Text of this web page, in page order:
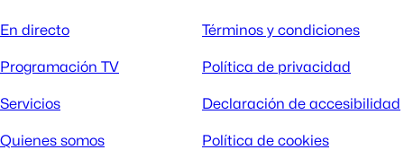
En directo
Programación TV
Servicios
Quienes somos
Términos y condiciones
Política de privacidad
Declaración de accesibilidad
Política de cookies